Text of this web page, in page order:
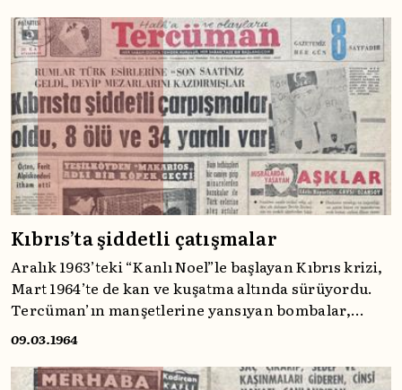
uluslararası boyutunu derinleştiriyordu.
Kıbrıs’ta şiddetli çatışmalar
Aralık 1963’teki “Kanlı Noel”le başlayan Kıbrıs krizi,
Mart 1964’te de kan ve kuşatma altında sürüyordu.
Tercüman’ın manşetlerine yansıyan bombalar,
rehineler ve köy baskınları; Türk toplumunun
gelen gerilimini gözler önüne seriyor.
09.03.1964